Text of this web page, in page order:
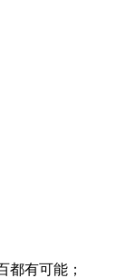
都有可能；